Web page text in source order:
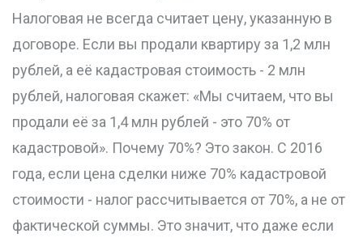
Налоговая не всегда считает цену, указанную в
договоре. Если вы продали квартиру за 1,2 млн
рублей, а её кадастровая стоимость - 2 млн
рублей, налоговая скажет: «Мы считаем, что вы
продали её за 1,4 млн рублей - это 70% от
кадастровой». Почему 70%? Это закон. С 2016
года, если цена сделки ниже 70% кадастровой
стоимости - налог рассчитывается от 70%, а не от
фактической суммы. Это значит, что даже если